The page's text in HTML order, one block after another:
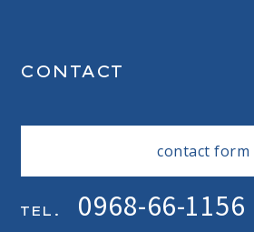
CONTACT
contact form
TEL. 0968-66-1156